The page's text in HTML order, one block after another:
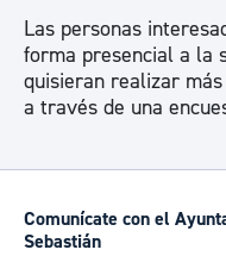
Las personas
forma presencial a la
quisieran realizar
a través de una
Comunícate con el
Sebastián